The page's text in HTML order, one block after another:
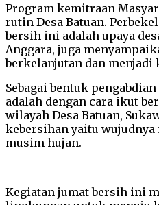
Program kemitraan
rutin Desa Batuan.
bersih ini adalah upaya
Anggara, juga
berkelanjutan dan menjadi
Sebagai bentuk
adalah dengan cara ikut
wilayah Desa Batuan,
kebersihan yaitu
musim hujan.
Kegiatan jumat bersih ini